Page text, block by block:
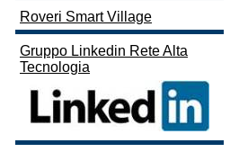
Roveri Smart Village
Gruppo Linkedin Rete Alta
Tecnologia